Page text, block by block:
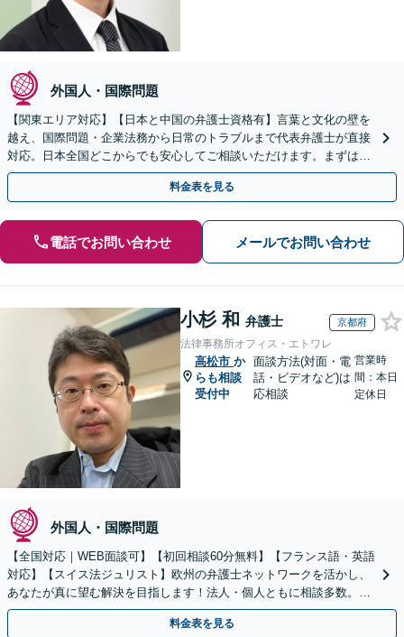
外国人・国際問題
【関東エリア対応】【日本と中国の弁護士資格有】言葉と文化の壁を
越え、国際問題・企業法務から日常のトラブルまで代表弁護士が直接
対応。日本全国どこからでも安心してご相談いただけます。まずは一
歩を踏み出してみませんか。【初回相談無料】
料金表を見る
電話でお問い合わせ メールでお問い合わせ
小杉 和 弁護士 京都府
法律事務所オフィス・エトワレ
高松市 か
らも相談
受付中
面談方法(対面・電
話・ビデオなど)は
応相談
営業時
間：本日
定休日
外国人・国際問題
【全国対応｜WEB面談可】【初回相談60分無料】【フランス語・英語
対応】【スイス法ジュリスト】欧州の弁護士ネットワークを活かし、
あなたが真に望む解決を目指します！法人・個人ともに相談多数。細
やかな連絡と粘り強い交渉を徹底【休日・夜間相談可】
料金表を見る